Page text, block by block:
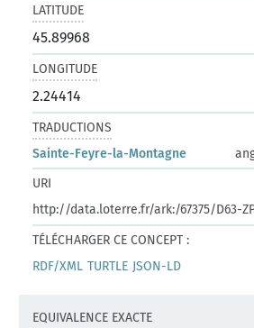
LATITUDE
45.89968
LONGITUDE
2.24414
TRADUCTIONS
Sainte-Feyre-la-Montagne
URI
http://data.loterre.fr/ark:/67375/D63-
TÉLÉCHARGER CE CONCEPT :
RDF/XML TURTLE JSON-LD
EQUIVALENCE EXACTE